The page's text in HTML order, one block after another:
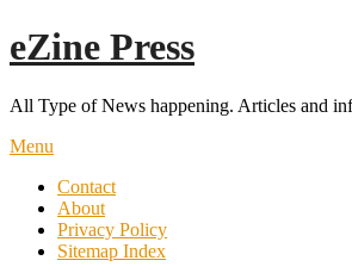
Skip
to
eZine Press
All Type of News happening. Articles and
Menu
Contact
About
Privacy Policy
Sitemap Index